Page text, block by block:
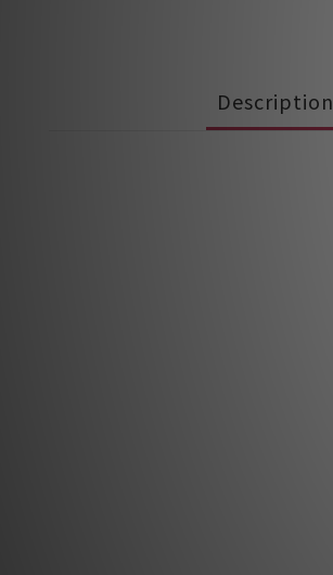
Description